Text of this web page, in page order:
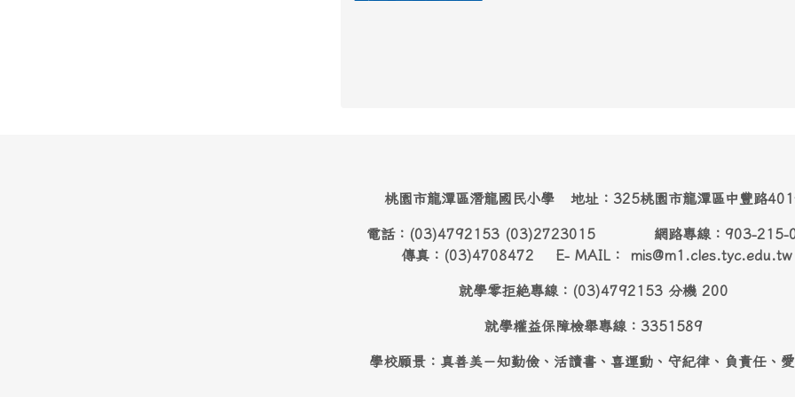
桃園市龍潭區潛龍國民小學 地址：325桃園市龍潭區中豐路
電話：(03)4792153 (03)2723015 網路專線：903-215-
傳真：(03)4708472 E- MAIL： mis@m1.cles.tyc.edu.tw
就學零拒絶專線：(03)4792153 分機 200
就學權益保障檢舉專線：3351589
學校願景：真善美－知勤儉、活讀書、喜運動、守紀律、負責任、